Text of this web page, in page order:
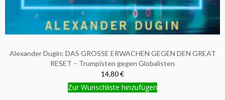
Alexander Dugin: DAS GROSSE ERWACHEN GEGEN DEN GREAT
RESET – Trumpisten gegen Globalisten
14,80 €
Zur Wunschliste hinzufügen